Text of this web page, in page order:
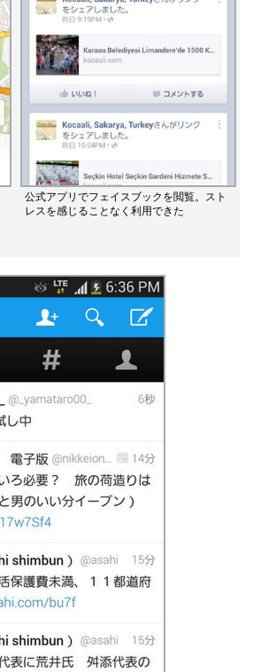
公式アプリでフェイスブックを閲覧。スト
レスを感じることなく利用できた